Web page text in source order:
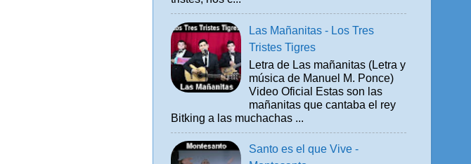
Las Mañanitas - Los Tres
Tristes Tigres
Letra de Las mañanitas (Letra y
música de Manuel M. Ponce)
Video Oficial Estas son las
mañanitas que cantaba el rey
Bitking a las muchachas ...
Santo es el que Vive -